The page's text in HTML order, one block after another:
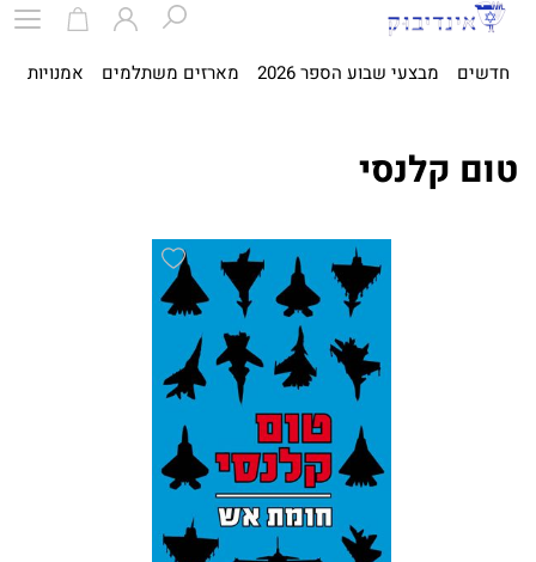
חדשים מבצעי שבוע הספר 2026 מארזים משתלמים אמנויות
טום קלנסי